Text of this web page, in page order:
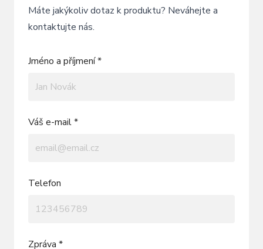
Máte jakýkoliv dotaz k produktu? Neváhejte a
kontaktujte nás.
Jméno a příjmení *
Váš e-mail *
Telefon
Zpráva *